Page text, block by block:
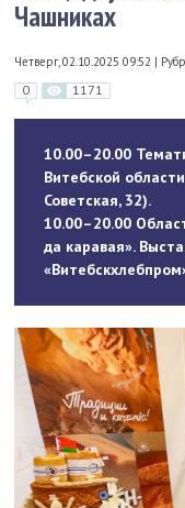
Чашниках
Четверг, 02.10.2025 09:52 |
0 1171
10.00–20.00
Витебской
Советская, 32).
10.00–20.00
да каравая».